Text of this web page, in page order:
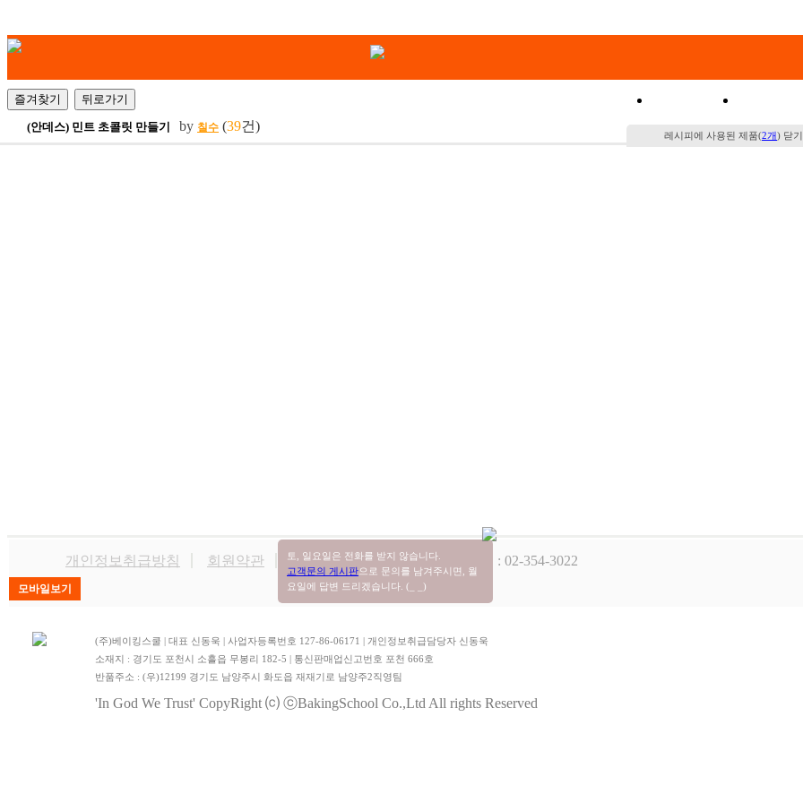
(안데스) 민트 초콜릿 만들기 by 칠수 (39건)
레시피에 사용된 제품(2개) 닫
토, 일요일은 전화를 받지 않습니다.
고객문의 게시판으로 문의를 남겨주시면, 월
요일에 답변 드리겠습니다. (_ _)
개인정보취급방침 회원약관 공정위확인 쇼핑몰 고객센터 : 02-354-3022
(주)베이킹스쿨 | 대표 신동욱 | 사업자등록번호 127-86-06171 | 개인정보취급담당자 신동욱
소재지 : 경기도 포천시 소흘읍 무봉리 182-5 | 통신판매업신고번호 포천 666호
반품주소 : (우)12199 경기도 남양주시 화도읍 재재기로 남양주2직영팀
'In God We Trust' CopyRight ⒞ ⓒBakingSchool Co.,Ltd All rights Reserved